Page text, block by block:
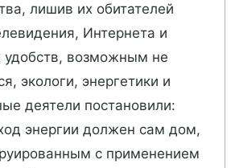
лишив их обитателей
Интернета и
удобств, возможным не
экологи, энергетики и
деятели постановили:
энергии должен сам дом,
с применением